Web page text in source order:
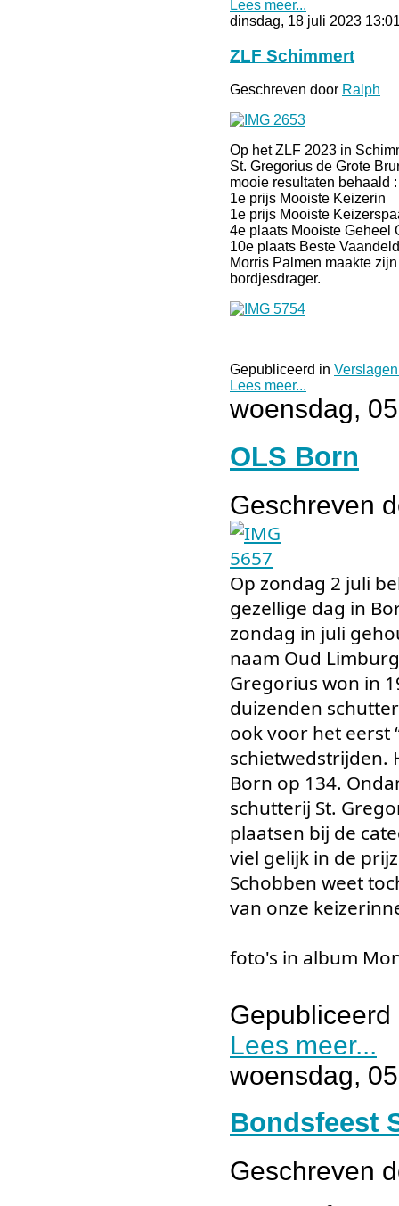
Lees meer...
dinsdag, 18 juli 2023
ZLF Schimmert
Geschreven door Ralph
Op het ZLF 2023 in
St. Gregorius de Grote
mooie resultaten behaald :
1e prijs Mooiste Keizerin
1e prijs Mooiste
4e plaats Mooiste Geheel
10e plaats Beste
Morris Palmen maakte
bordjesdrager.
Gepubliceerd in
Lees meer...
woensdag,
OLS Born
Geschreven
Op zondag 2 juli
gezellige dag in
zondag in juli
naam Oud
Gregorius won in
duizenden
ook voor het eerst
schietwedstrijden.
Born op 134.
schutterij St.
plaatsen bij de
viel gelijk in de
Schobben weet
van onze
foto's in album
Gepubliceerd
Lees meer...
woensdag,
Bondsfeest
Geschreven